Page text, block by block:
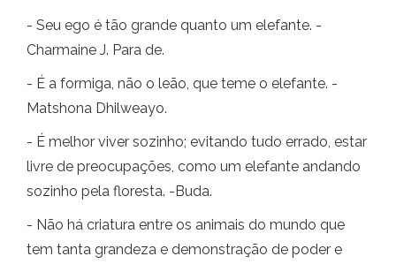
- Seu ego é tão grande quanto um elefante. -
Charmaine J. Para de.
- É a formiga, não o leão, que teme o elefante. -
Matshona Dhilweayo.
- É melhor viver sozinho; evitando tudo errado, estar
livre de preocupações, como um elefante andando
sozinho pela floresta. -Buda.
- Não há criatura entre os animais do mundo que
tem tanta grandeza e demonstração de poder e